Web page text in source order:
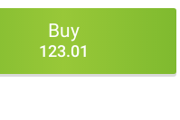
Buy
123.01